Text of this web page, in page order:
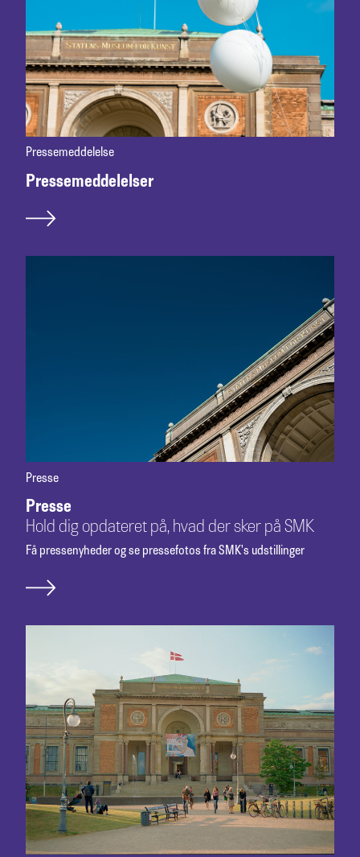
Pressemeddelelse
Pressemeddelelser
Presse
Presse
Hold dig opdateret på, hvad der sker på SMK
Få pressenyheder og se pressefotos fra SMK's udstillinger